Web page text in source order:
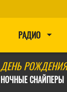
РАДИО
ДЕНЬ РОЖДЕНИЯ
НОЧНЫЕ СНАЙПЕРЫ